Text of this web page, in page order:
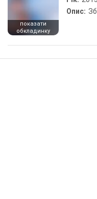
показати
обкладинку
Опис: